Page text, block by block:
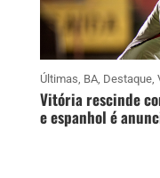
Últimas BA, Destaque,
Vitória rescinde
e espanhol é